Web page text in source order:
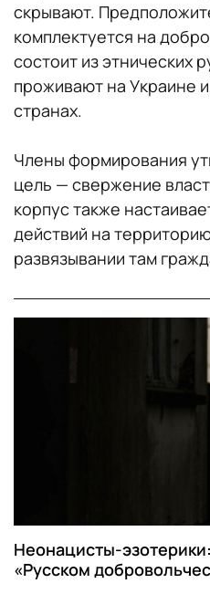
скрывают.
комплектуется на
состоит из этнических
проживают на Украине
странах.
Члены формирования
цель — свержение
корпус также
действий на
развязывании там
Неонацисты-
«Русском